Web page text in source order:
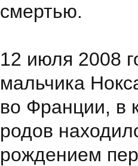
смертью.
12 июля 2008
мальчика
во Франции, в
родов
рождением